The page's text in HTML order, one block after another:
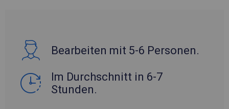
Bearbeiten mit 5-6 Personen.
Im Durchschnitt in 6-7
Stunden.